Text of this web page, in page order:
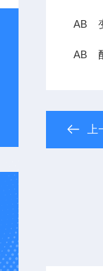
AB
AB